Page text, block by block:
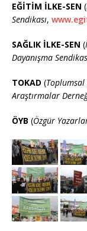
EĞİTİM İLKE-SEN (
Sendikası,
SAĞLIK İLKE-SEN (
Dayanışma
TOKAD (Toplumsal
Araştırmalar
ÖYB (Özgür